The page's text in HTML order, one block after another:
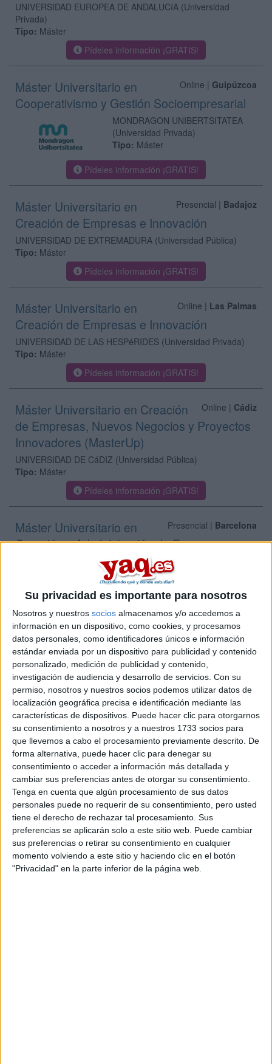
Su privacidad es importante para nosotros
Nosotros y nuestros socios almacenamos y/o accedemos a
información en un dispositivo, como cookies, y procesamos
datos personales, como identificadores únicos e información
estándar enviada por un dispositivo para publicidad y contenido
personalizado, medición de publicidad y contenido,
investigación de audiencia y desarrollo de servicios. Con su
permiso, nosotros y nuestros socios podemos utilizar datos de
localización geográfica precisa e identificación mediante las
características de dispositivos. Puede hacer clic para otorgarnos
su consentimiento a nosotros y a nuestros 1733 socios para
que llevemos a cabo el procesamiento previamente descrito. De
forma alternativa, puede hacer clic para denegar su
consentimiento o acceder a información más detallada y
cambiar sus preferencias antes de otorgar su consentimiento.
Tenga en cuenta que algún procesamiento de sus datos
personales puede no requerir de su consentimiento, pero usted
tiene el derecho de rechazar tal procesamiento. Sus
preferencias se aplicarán solo a este sitio web. Puede cambiar
sus preferencias o retirar su consentimiento en cualquier
momento volviendo a este sitio y haciendo clic en el botón
"Privacidad" en la parte inferior de la página web.
UNIVERSIDAD EUROPEA DE ANDALUCíA (Universidad
Privada)
Tipo: Máster
Pídeles información ¡GRATIS!
Online | Guipúzcoa
Máster Universitario en
Cooperativismo y Gestión Socioempresarial
MONDRAGON UNIBERTSITATEA
(Universidad Privada)
Tipo: Máster
Pídeles información ¡GRATIS!
Presencial | Badajoz
Máster Universitario en
Creación de Empresas e Innovación
UNIVERSIDAD DE EXTREMADURA (Universidad Pública)
Tipo: Máster
Pídeles información ¡GRATIS!
Online | Las Palmas
Máster Universitario en
Creación de Empresas e Innovación
UNIVERSIDAD DE LAS HESPéRIDES (Universidad Privada)
Tipo: Máster
Pídeles información ¡GRATIS!
Online | Cádiz
Máster Universitario en Creación
de Empresas, Nuevos Negocios y Proyectos
Innovadores (MasterUp)
UNIVERSIDAD DE CáDIZ (Universidad Pública)
Tipo: Máster
Pídeles información ¡GRATIS!
Presencial | Barcelona
Máster Universitario en
Creación y Administración de Empresas en
un Entorno Globalizado
IGEMA - CENTRO DE ESTUDIOS UNIVERSITARIOS
Adscrito Privado)
Tipo: Máster
Pídeles información ¡GRATIS!
Presencial |Barcelona
Máster Universitario en
Creación y Gestión de Empresas en un
Entorno Global / Master in Global
Entrepreneurial Management
UNIVERSITAT RAMON LLULL (Universidad Privada)
Tipo:
Pídeles información ¡GRATIS!
Presencial |Barcelona
Máster Universitario en
Creación y Gestión de Empresas
Innovadoras y de Base Tecnológica
UNIVERSITAT DE BARCELONA (Universidad Pública)
Tipo: Máster
Pídeles información ¡GRATIS!